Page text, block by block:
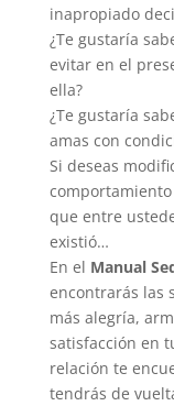
inapropiado
¿Te gustaría
evitar en el
ella?
¿Te gustaría
amas con
Si deseas
que entre
existió…
En el Manual
encontrarás las
más alegría,
satisfacción en
relación te
tendrás de